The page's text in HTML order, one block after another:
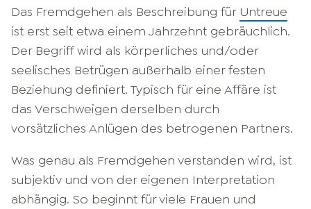
Das Fremdgehen als Beschreibung für Untreue
ist erst seit etwa einem Jahrzehnt gebräuchlich.
Der Begriff wird als körperliches und/oder
seelisches Betrügen außerhalb einer festen
Beziehung definiert. Typisch für eine Affäre ist
das Verschweigen derselben durch
vorsätzliches Anlügen des betrogenen Partners.
Was genau als Fremdgehen verstanden wird, ist
subjektiv und von der eigenen Interpretation
abhängig. So beginnt für viele Frauen und